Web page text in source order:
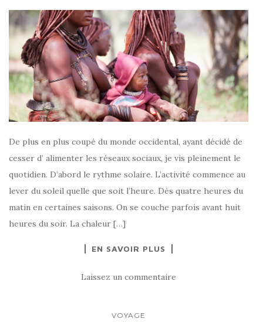
De plus en plus coupé du monde occidental, ayant décidé de
cesser d’ alimenter les réseaux sociaux, je vis pleinement le
quotidien. D’abord le rythme solaire. L’activité commence au
lever du soleil quelle que soit l’heure. Dès quatre heures du
matin en certaines saisons. On se couche parfois avant huit
heures du soir. La chaleur […]
EN SAVOIR PLUS
Laissez un commentaire
VOYAGE